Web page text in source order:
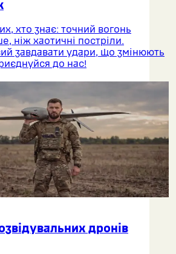
хто знає: точний вогонь
ніж хаотичні постріли.
завдавати удари, що змінюють
до нас!
дронів